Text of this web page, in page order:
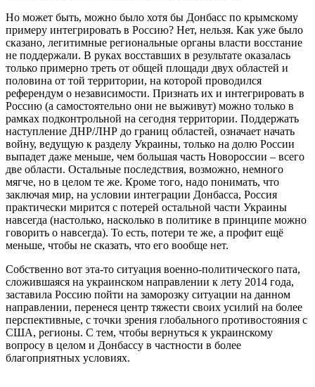
Но может быть, можно было хотя бы Донбасс по крымскому
примеру интегрировать в Россию? Нет, нельзя. Как уже было
сказано, легитимные региональные органы власти восстание
не поддержали. В руках восставших в результате оказалась
только примерно треть от общей площади двух областей и
половина от той территории, на которой проводился
референдум о независимости. Признать их и интегрировать в
Россию (а самостоятельно они не выживут) можно только в
рамках подконтрольной на сегодня территории. Поддержать
наступление ДНР/ЛНР до границ областей, означает начать
войну, ведущую к разделу Украины, только на долю России
выпадет даже меньше, чем большая часть Новороссии – всего
две области. Остальные последствия, возможно, немного
мягче, но в целом те же. Кроме того, надо понимать, что
заключая мир, на условии интеграции Донбасса, Россия
практически мирится с потерей остальной части Украины
навсегда (настолько, насколько в политике в принципе можно
говорить о навсегда). То есть, потери те же, а профит ещё
меньше, чтобы не сказать, что его вообще нет.
Собственно вот эта-то ситуация военно-политического пата,
сложившаяся на украинском направлении к лету 2014 года,
заставила Россию пойти на заморозку ситуации на данном
направлении, перенеся центр тяжести своих усилий на более
перспективные, с точки зрения глобального противостояния с
США, регионы. С тем, чтобы вернуться к украинскому
вопросу в целом и Донбассу в частности в более
благоприятных условиях.